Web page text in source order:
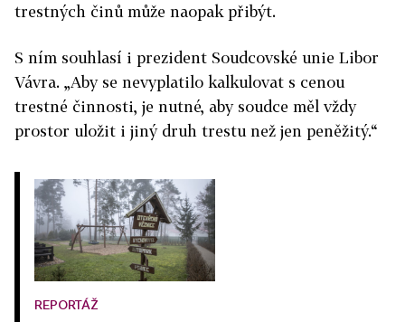
trestných činů může naopak přibýt.
S ním souhlasí i prezident Soudcovské unie Libor
Vávra. „Aby se nevyplatilo kalkulovat s cenou
trestné činnosti, je nutné, aby soudce měl vždy
prostor uložit i jiný druh trestu než jen peněžitý.“
REPORTÁŽ